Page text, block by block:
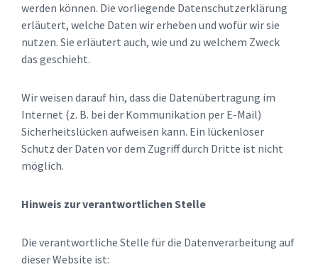
werden können. Die vorliegende Datenschutzerklärung
erläutert, welche Daten wir erheben und wofür wir sie
nutzen. Sie erläutert auch, wie und zu welchem Zweck
das geschieht.
Wir weisen darauf hin, dass die Datenübertragung im
Internet (z. B. bei der Kommunikation per E-Mail)
Sicherheitslücken aufweisen kann. Ein lückenloser
Schutz der Daten vor dem Zugriff durch Dritte ist nicht
möglich.
Hinweis zur verantwortlichen Stelle
Die verantwortliche Stelle für die Datenverarbeitung auf
dieser Website ist: